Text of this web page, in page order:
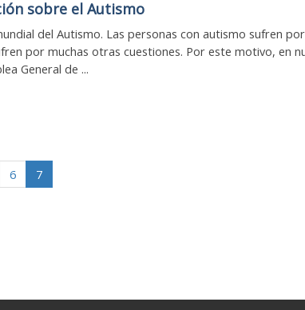
sobre el Autismo
del Autismo. Las personas con autismo sufren por
por muchas otras cuestiones. Por este motivo, en
General de ...
6 7